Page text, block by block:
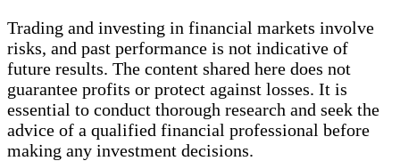
Trading and investing in financial markets involve
risks, and past performance is not indicative of
future results. The content shared here does not
guarantee profits or protect against losses. It is
essential to conduct thorough research and seek the
advice of a qualified financial professional before
making any investment decisions.